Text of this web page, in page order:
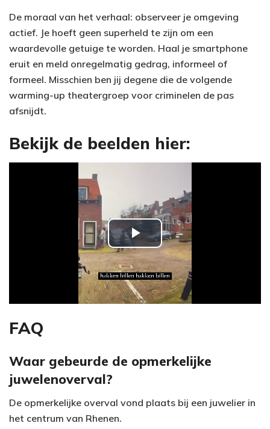
De moraal van het verhaal: observeer je omgeving
actief. Je hoeft geen superheld te zijn om een
waardevolle getuige te worden. Haal je smartphone
eruit en meld onregelmatig gedrag, informeel of
formeel. Misschien ben jij degene die de volgende
warming-up theatergroep voor criminelen de pas
afsnijdt.
Bekijk de beelden hier:
P
l
a
V
d
FAQ
Waar gebeurde de opmerkelijke
juwelenoverval?
De opmerkelijke overval vond plaats bij een juwelier in
het centrum van Rhenen.